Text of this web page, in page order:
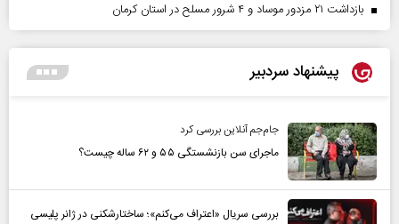
بازداشت ۲۱ مزدور موساد و ۴ شرور مسلح در استان کرمان
پیشنهاد سردبیر
جام‌جم آنلاین بررسی کرد
ماجرای سن بازنشستگی ۵۵ و ۶۲ ساله چیست؟
بررسی سریال «اعتراف می‌کنم»؛ ساختارشکنی در ژانر پلیسی